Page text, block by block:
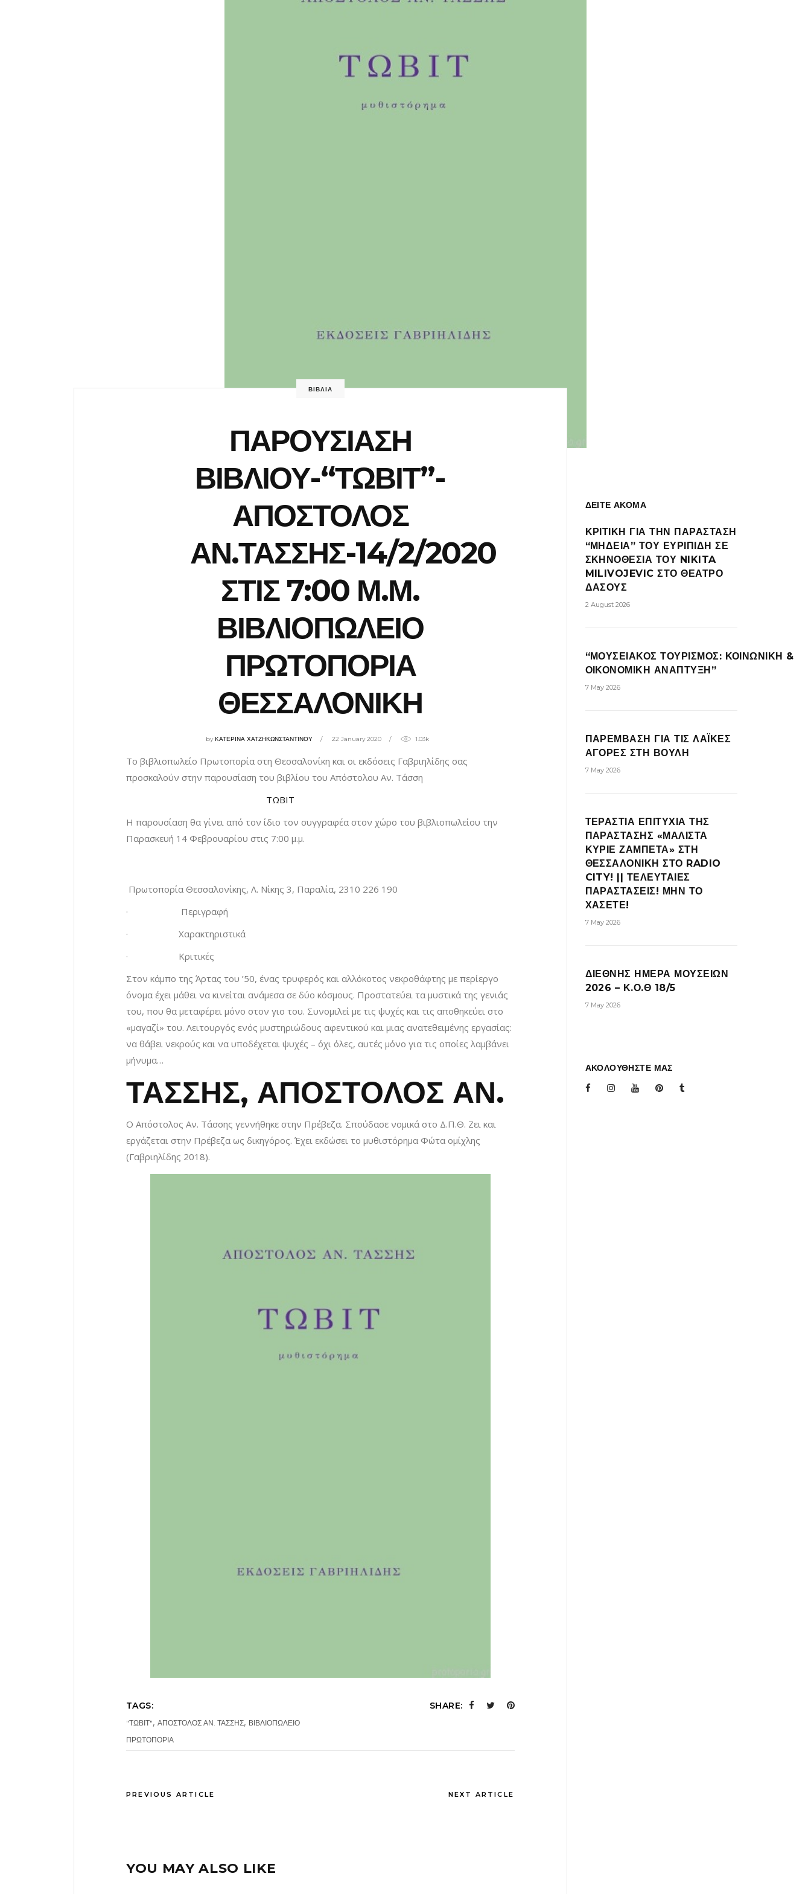
ΒΙΒΛΙΑ
ΠΑΡΟΥΣΙΑΣΗ
ΒΙΒΛΙΟΥ-“ΤΩΒΙΤ”-
ΑΠΟΣΤΟΛΟΣ
ΑΝ.ΤΑΣΣΗΣ-14/2/2020
ΣΤΙΣ 7:00 Μ.Μ.
ΒΙΒΛΙΟΠΩΛΕΙΟ
ΠΡΩΤΟΠΟΡΙΑ
ΘΕΣΣΑΛΟΝΙΚΗ
byΚΑΤΕΡΙΝΑ ΧΑΤΖΗΚΩΝΣΤΑΝΤΙΝΟΥ 22 January 2020 1.03k
Το βιβλιοπωλείο Πρωτοπορία στη Θεσσαλονίκη και οι εκδόσεις Γαβριηλίδης σας
προσκαλούν στην παρουσίαση του βιβλίου του Απόστολου Αν. Τάσση
ΤΩΒΙΤ
Η παρουσίαση θα γίνει από τον ίδιο τον συγγραφέα στον χώρο του βιβλιοπωλείου την
Παρασκευή 14 Φεβρουαρίου στις 7:00 μ.μ.
Πρωτοπορία Θεσσαλονίκης, Λ. Νίκης 3, Παραλία, 2310 226 190
· Περιγραφή
· Χαρακτηριστικά
· Κριτικές
Στον κάμπο της Άρτας του ’50, ένας τρυφερός και αλλόκοτος νεκροθάφτης με περίεργο
όνομα έχει μάθει να κινείται ανάμεσα σε δύο κόσμους. Προστατεύει τα μυστικά της γενιάς
του, που θα μεταφέρει μόνο στον γιο του. Συνομιλεί με τις ψυχές και τις αποθηκεύει στο
«μαγαζί» του. Λειτουργός ενός μυστηριώδους αφεντικού και μιας ανατεθειμένης εργασίας:
να θάβει νεκρούς και να υποδέχεται ψυχές – όχι όλες, αυτές μόνο για τις οποίες λαμβάνει
μήνυμα…
ΤΑΣΣΗΣ, ΑΠΟΣΤΟΛΟΣ ΑΝ.
Ο Απόστολος Αν. Τάσσης γεννήθηκε στην Πρέβεζα. Σπούδασε νομικά στο Δ.Π.Θ. Ζει και
εργάζεται στην Πρέβεζα ως δικηγόρος. Έχει εκδώσει το μυθιστόρημα Φώτα ομίχλης
(Γαβριηλίδης 2018).
TAGS:
"ΤΩΒΙΤ", ΑΠΟΣΤΟΛΟΣ ΑΝ. ΤΑΣΣΗΣ, ΒΙΒΛΙΟΠΩΛΕΙΟ
ΠΡΩΤΟΠΟΡΙΑ
SHARE:
PREVIOUS ARTICLE NEXT ARTICLE
YOU MAY ALSO LIKE
ΔΕΙΤΕ ΑΚΟΜΑ
ΚΡΙΤΙΚΗ ΓΙΑ ΤΗΝ ΠΑΡΑΣΤΑΣΗ
“ΜΗΔΕΙΑ” ΤΟΥ ΕΥΡΙΠΙΔΗ ΣΕ
ΣΚΗΝΟΘΕΣΙΑ ΤΟΥ NIKITA
MILIVOJEVIC ΣΤΟ ΘΕΑΤΡΟ
ΔΑΣΟΥΣ
2 August 2026
“ΜΟΥΣΕΙΑΚΟΣ ΤΟΥΡΙΣΜΟΣ: ΚΟΙΝΩΝΙΚΗ &
ΟΙΚΟΝΟΜΙΚΗ ΑΝΑΠΤΥΞΗ”
7 May 2026
ΠΑΡΕΜΒΑΣΗ ΓΙΑ ΤΙΣ ΛΑΪΚΕΣ
ΑΓΟΡΕΣ ΣΤΗ ΒΟΥΛΗ
7 May 2026
ΤΕΡΑΣΤΙΑ ΕΠΙΤΥΧΙΑ ΤΗΣ
ΠΑΡΑΣΤΑΣΗΣ «ΜΑΛΙΣΤΑ
ΚΥΡΙΕ ΖΑΜΠΕΤΑ» ΣΤΗ
ΘΕΣΣΑΛΟΝΙΚΗ ΣΤΟ RADIO
CITY! || ΤΕΛΕΥΤΑΙΕΣ
ΠΑΡΑΣΤΑΣΕΙΣ! ΜΗΝ ΤΟ
ΧΑΣΕΤΕ!
7 May 2026
ΔΙΕΘΝΗΣ ΗΜΕΡΑ ΜΟΥΣΕΙΩΝ
2026 – Κ.Ο.Θ 18/5
7 May 2026
ΑΚΟΛΟΥΘΗΣΤΕ ΜΑΣ